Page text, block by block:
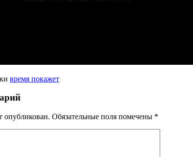
время покажет
опубликован. Обязательные поля помечены *